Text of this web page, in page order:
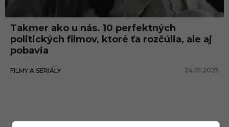
xTakmer ako u nás. 10 perfektných
politických filmov, ktoré ťa rozčúlia, ale aj
pobavia
FILMY A SERIÁLY 24.01.2025